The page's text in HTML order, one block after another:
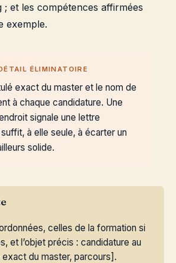
; et les compétences affirmées
exemple.
ÉLIMINATOIRE
exact du master et le nom de
à chaque candidature. Une
signale une lettre
à elle seule, à écarter un
solide.
celles de la formation si
et l’objet précis : candidature au
exact du master, parcours].